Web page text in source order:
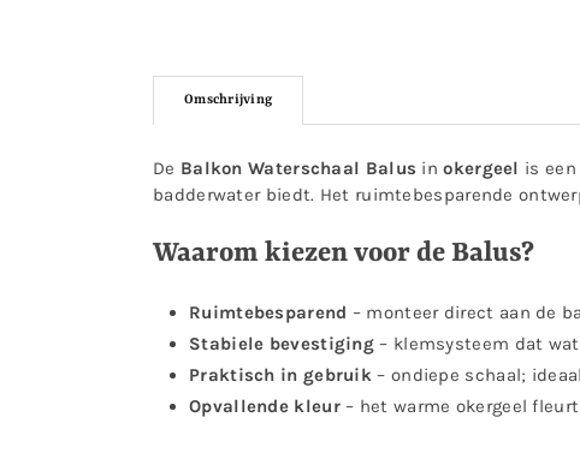
Omschrijving
De Balkon Waterschaal Balus inokergeel is
badderwater biedt. Het ruimtebesparende
Waarom kiezen voor de Balus?
Ruimtebesparend – monteer direct aan de
Stabiele bevestiging – klemsysteem dat
Praktisch in gebruik – ondiepe schaal;
Opvallende kleur– het warme okergeel